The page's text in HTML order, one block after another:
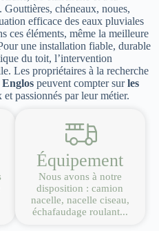
chéneaux, noues,
efficace des eaux pluviales
ces éléments, même la meilleure
une installation fiable, durable
du toit, l’intervention
Les propriétaires à la recherche
Englos peuvent compter surles
passionnés par leur métier.
Équipement
Nous avons à notre
disposition : camion
nacelle, nacelle ciseau,
échafaudage roulant...